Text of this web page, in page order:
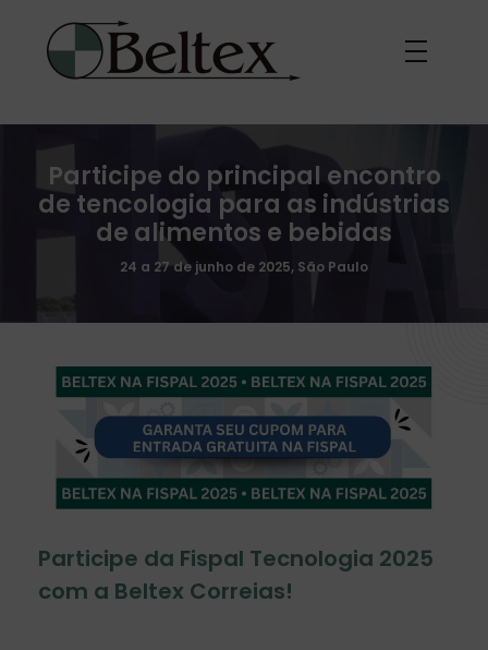
F
S
P
L
2
2
5
Participe do principal encontro
de tencologia para as indústrias
de alimentos e bebidas
24 a 27 de junho de 2025, São Paulo
Participe da Fispal Tecnologia 2025
com a Beltex Correias!